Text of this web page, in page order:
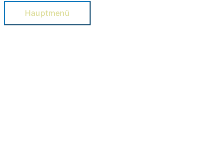
Hauptmenü